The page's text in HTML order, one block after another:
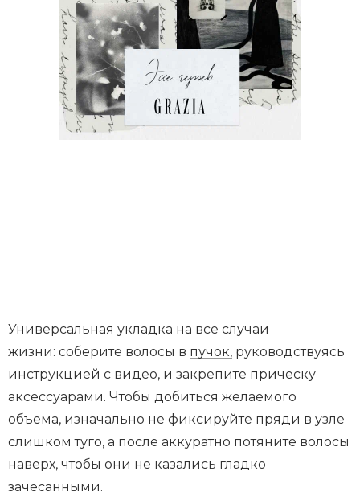
Универсальная укладка на все случаи
жизни: соберите волосы в пучок, руководствуясь
инструкцией с видео, и закрепите прическу
аксессуарами. Чтобы добиться желаемого
объема, изначально не фиксируйте пряди в узле
слишком туго, а после аккуратно потяните волосы
наверх, чтобы они не казались гладко
зачесанными.